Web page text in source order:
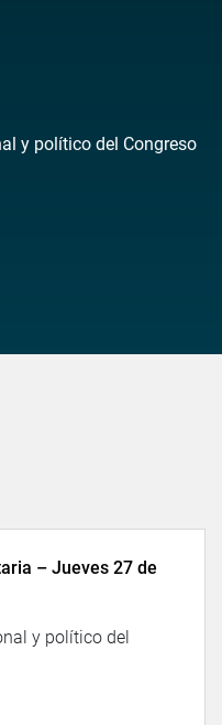
y político del Congreso
– Jueves 27 de
y político del